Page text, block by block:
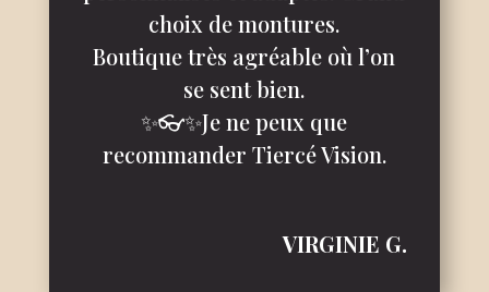
choix de montures.
Boutique très agréable où l’on
se sent bien.
✨👓✨Je ne peux que
recommander Tiercé Vision.
VIRGINIE G.